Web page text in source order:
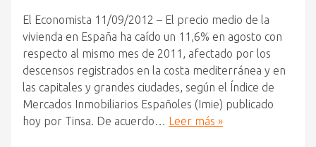
El Economista 11/09/2012 – El precio medio de la
vivienda en España ha caído un 11,6% en agosto con
respecto al mismo mes de 2011, afectado por los
descensos registrados en la costa mediterránea y en
las capitales y grandes ciudades, según el Índice de
Mercados Inmobiliarios Españoles (Imie) publicado
hoy por Tinsa. De acuerdo… Leer más »